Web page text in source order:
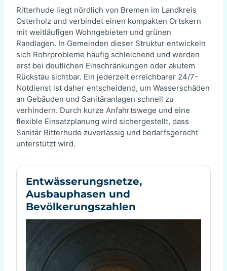
Ritterhude liegt nördlich von Bremen im Landkreis
Osterholz und verbindet einen kompakten Ortskern
mit weitläufigen Wohngebieten und grünen
Randlagen. In Gemeinden dieser Struktur entwickeln
sich Rohrprobleme häufig schleichend und werden
erst bei deutlichen Einschränkungen oder akutem
Rückstau sichtbar. Ein jederzeit erreichbarer 24/7-
Notdienst ist daher entscheidend, um Wasserschäden
an Gebäuden und Sanitäranlagen schnell zu
verhindern. Durch kurze Anfahrtswege und eine
flexible Einsatzplanung wird sichergestellt, dass
Sanitär Ritterhude zuverlässig und bedarfsgerecht
unterstützt wird.
Entwässerungsnetze,
Ausbauphasen und
Bevölkerungszahlen